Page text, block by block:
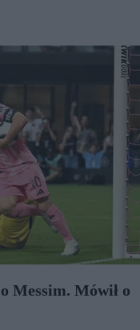
Messim. Mówił o